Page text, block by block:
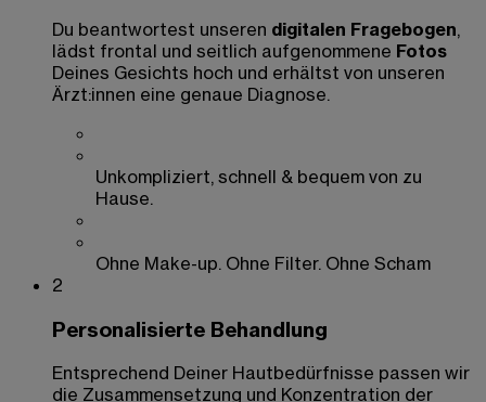
Du beantwortest unseren digitalen Fragebogen,
lädst frontal und seitlich aufgenommene Fotos
Deines Gesichts hoch und erhältst von unseren
Ärzt:innen eine genaue Diagnose.
Unkompliziert, schnell & bequem von zu
Hause.
Ohne Make-up. Ohne Filter. Ohne Scham
2
Personalisierte Behandlung
Entsprechend Deiner Hautbedürfnisse passen wir
die Zusammensetzung und Konzentration der